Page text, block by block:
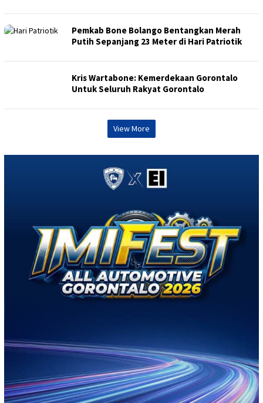
Pemkab Bone Bolango Bentangkan Merah
Putih Sepanjang 23 Meter di Hari Patriotik
Kris Wartabone: Kemerdekaan Gorontalo
Untuk Seluruh Rakyat Gorontalo
View More